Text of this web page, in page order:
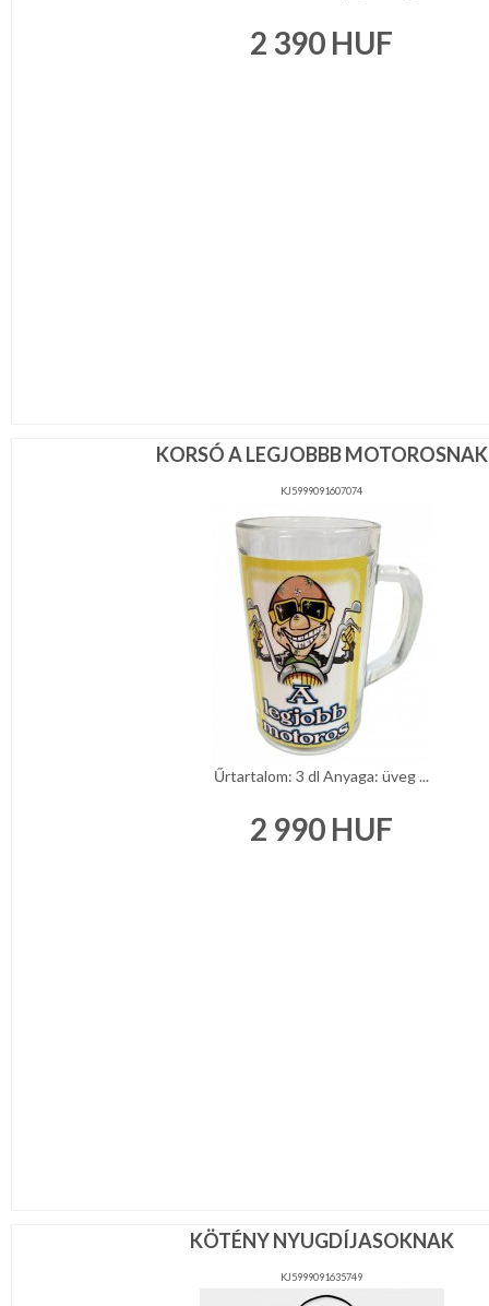
2 390 HUF
KORSÓ A LEGJOBBB MOTOROSNAK
KJ5999091607074
Űrtartalom: 3 dl Anyaga: üveg ...
2 990 HUF
KÖTÉNY NYUGDÍJASOKNAK
KJ5999091635749